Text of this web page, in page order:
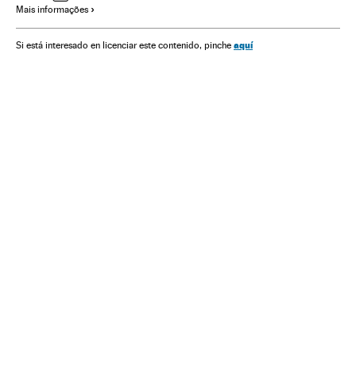
Esportes
Mais informações
Si está interesado en licenciar este contenido, pinche aquí